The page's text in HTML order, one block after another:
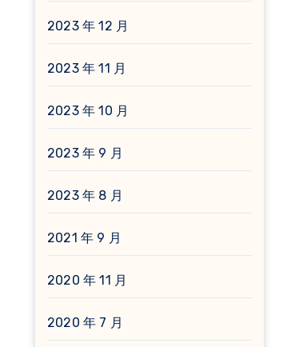
2023 年 12 月
2023 年 11 月
2023 年 10 月
2023 年 9 月
2023 年 8 月
2021 年 9 月
2020 年 11 月
2020 年 7 月